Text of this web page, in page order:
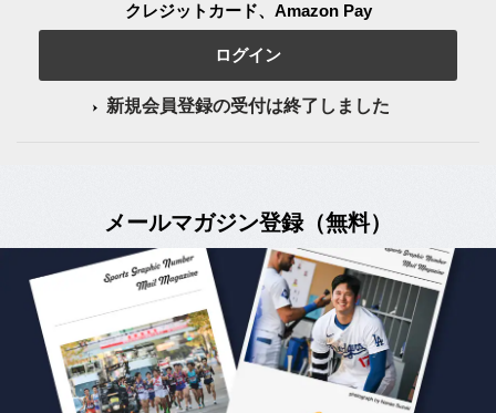
クレジットカード、Amazon Pay
ログイン
新規会員登録の受付は終了しました
メールマガジン登録（無料）